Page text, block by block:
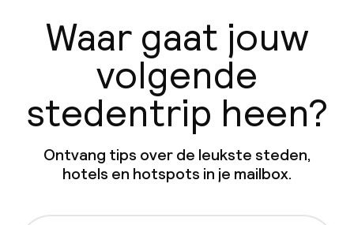
Waar gaat jouw
volgende
stedentrip heen?
Ontvang tips over de leukste steden,
hotels en hotspots in je mailbox.